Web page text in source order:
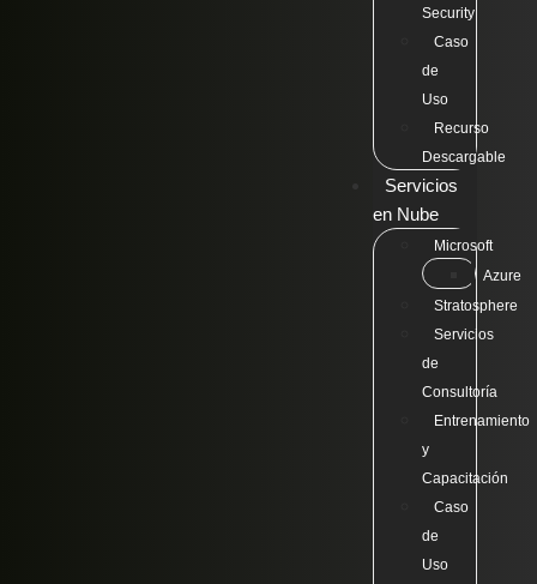
Security
Caso
de
Uso
Recurso
Descargable
Servicios
en Nube
Microsoft
Azure
Stratosphere
Servicios
de
Consultoría
Entrenamiento
y
Capacitación
Caso
de
Uso